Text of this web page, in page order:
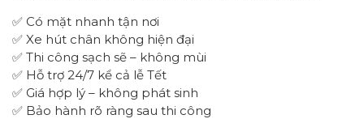
✅ Có mặt nhanh tận nơi
✅ Xe hút chân không hiện đại
✅ Thi công sạch sẽ – không mùi
✅ Hỗ trợ 24/7 kể cả lễ Tết
✅ Giá hợp lý – không phát sinh
✅ Bảo hành rõ ràng sau thi công